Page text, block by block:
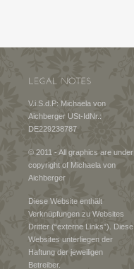
V.i.S.d.P: Michaela von
Aichberger USt-IdNr.:
DE229238787
© 2011 - All graphics are under
copyright of Michaela von
Aichberger
Diese Website enthält
Verknüpfungen zu Websites
Dritter (“externe Links”). Diese
Websites unterliegen der
Haftung der jeweiligen
Betreiber.